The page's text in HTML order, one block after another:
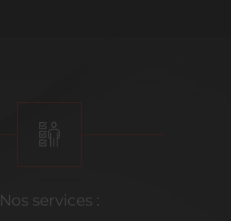
Nos services :